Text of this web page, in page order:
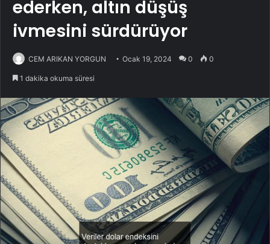
ederken, altın düşüş
ivmesini sürdürüyor
CEM ARIKAN YORGUN Ocak 19, 2024 0 0
1 dakika okuma süresi